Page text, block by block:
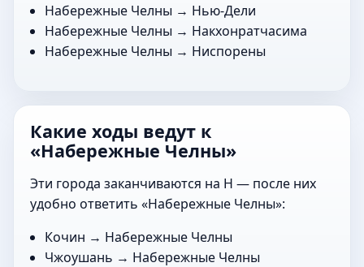
Набережные Челны → Нью-Дели
Набережные Челны → Накхонратчасима
Набережные Челны → Ниспорены
Какие ходы ведут к
«Набережные Челны»
Эти города заканчиваются на Н — после них
удобно ответить «Набережные Челны»:
Кочин → Набережные Челны
Чжоушань → Набережные Челны